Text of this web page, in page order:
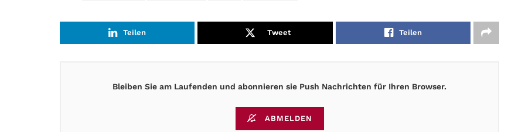
Teilen Tweet Teilen
Bleiben Sie am Laufenden und abonnieren sie Push Nachrichten für Ihren Browser.
ABMELDEN